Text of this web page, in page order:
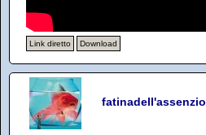
Link diretto Download
fatinadell'assenzio